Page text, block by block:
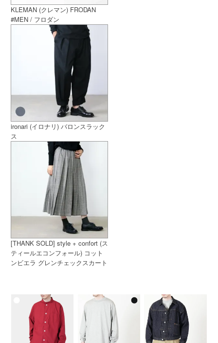
KLEMAN (クレマン) FRODAN
#MEN / フロダン
ironari (イロナリ) バロンスラック
ス
[THANK SOLD] style + confort (ス
ティールエコンフォール) コット
ンビエラ グレンチェックスカート